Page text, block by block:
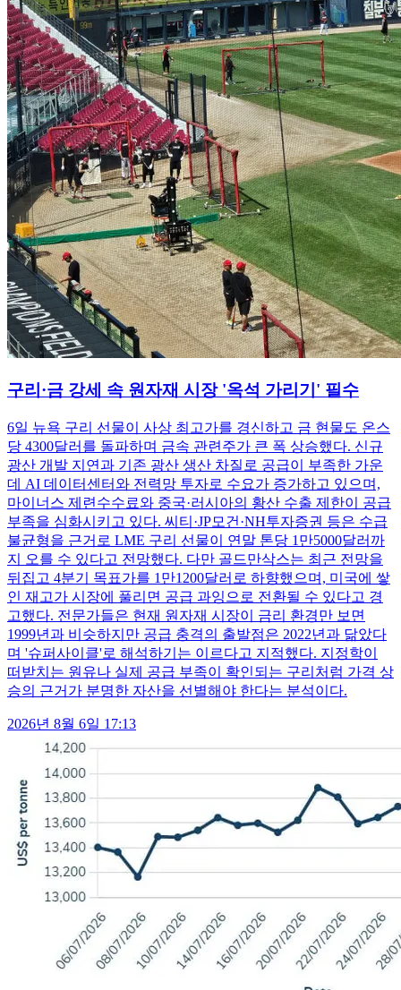
구리·금 강세 속 원자재 시장 '옥석 가리기' 필수
6일 뉴욕 구리 선물이 사상 최고가를 경신하고 금 현물도 온스
당 4300달러를 돌파하며 금속 관련주가 큰 폭 상승했다. 신규
광산 개발 지연과 기존 광산 생산 차질로 공급이 부족한 가운
데 AI 데이터센터와 전력망 투자로 수요가 증가하고 있으며,
마이너스 제련수수료와 중국·러시아의 황산 수출 제한이 공급
부족을 심화시키고 있다. 씨티·JP모건·NH투자증권 등은 수급
불균형을 근거로 LME 구리 선물이 연말 톤당 1만5000달러까
지 오를 수 있다고 전망했다. 다만 골드만삭스는 최근 전망을
뒤집고 4분기 목표가를 1만1200달러로 하향했으며, 미국에 쌓
인 재고가 시장에 풀리면 공급 과잉으로 전환될 수 있다고 경
고했다. 전문가들은 현재 원자재 시장이 금리 환경만 보면
1999년과 비슷하지만 공급 충격의 출발점은 2022년과 닮았다
며 '슈퍼사이클'로 해석하기는 이르다고 지적했다. 지정학이
떠받치는 원유나 실제 공급 부족이 확인되는 구리처럼 가격 상
승의 근거가 분명한 자산을 선별해야 한다는 분석이다.
2026년 8월 6일 17:13